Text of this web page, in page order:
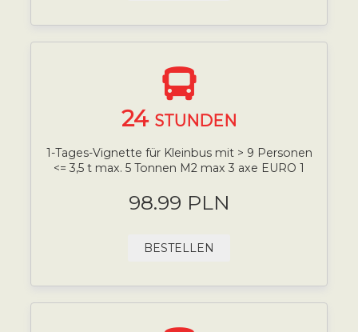
24 STUNDEN
1-Tages-Vignette für Kleinbus mit > 9 Personen
<= 3,5 t max. 5 Tonnen M2 max 3 axe EURO 1
98.99 PLN
BESTELLEN